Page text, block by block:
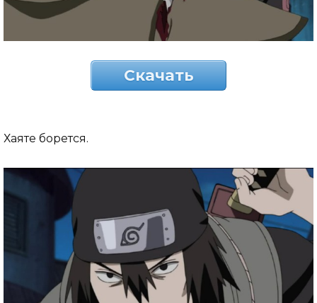
Скачать
Хаяте борется.